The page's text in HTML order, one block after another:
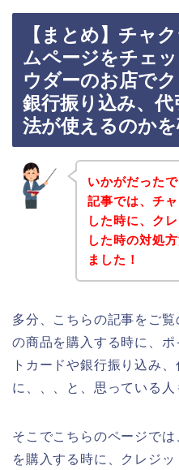
【まとめ】チャ
ムページをチェ
ウダーのお店で
銀行振り込み、
法が使えるのかを
いかがだった
記事では、チ
した時に、ク
した時の対処
ました！
多分、こちらの記事をご
の商品を購入する時に、
トカードや銀行振り込み
に、、、と、思っている人
そこでこちらのページで
を購入する時に、クレジッ